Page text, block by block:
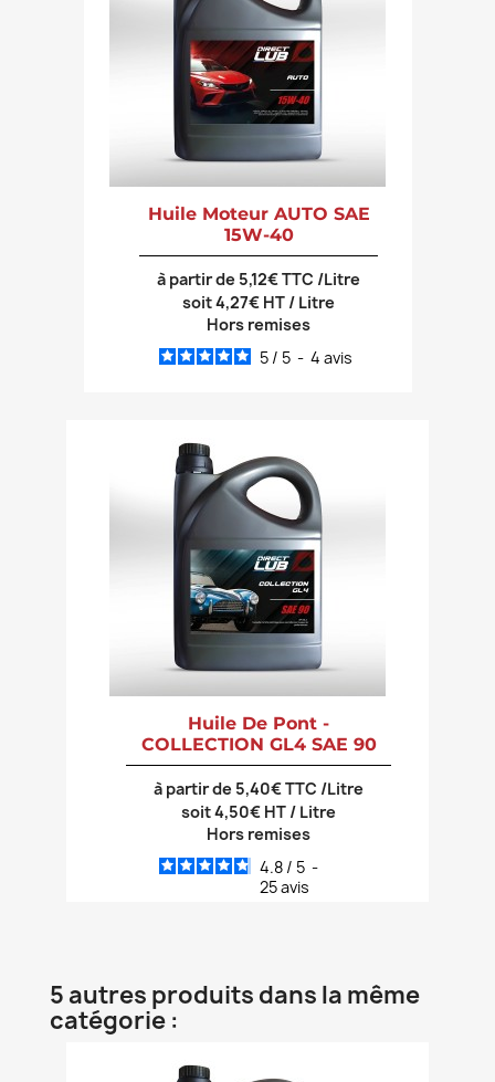
Huile Moteur AUTO SAE
15W-40
à partir de 5,12€ TTC /Litre
soit 4,27€ HT / Litre
Hors remises
5 / 5 - 4 avis
Huile De Pont -
COLLECTION GL4 SAE 90
à partir de 5,40€ TTC /Litre
soit 4,50€ HT / Litre
Hors remises
4.8 / 5 -
25avis
5 autres produits dans la même
catégorie :